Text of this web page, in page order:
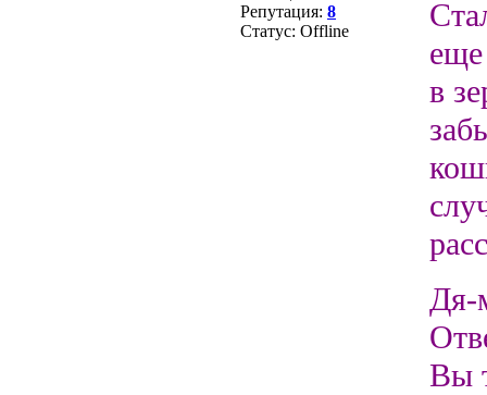
Репутация: 8
Статус: Offline
еще
в
Дя-
Вы